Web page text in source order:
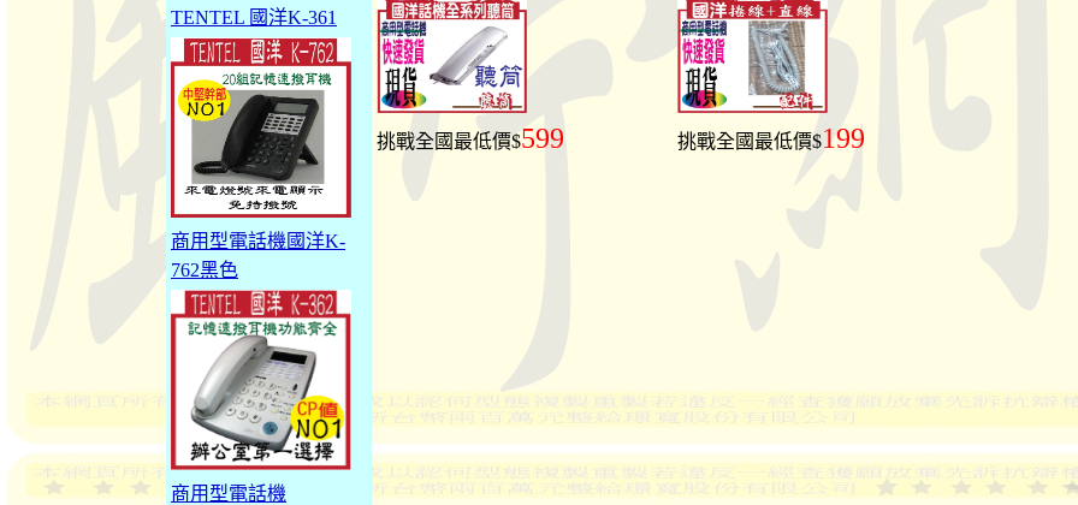
TENTEL 國洋K-361
商用型電話機國洋K-
762黑色
商用型電話機
挑戰全國最低價$599 挑戰全國最低價$199